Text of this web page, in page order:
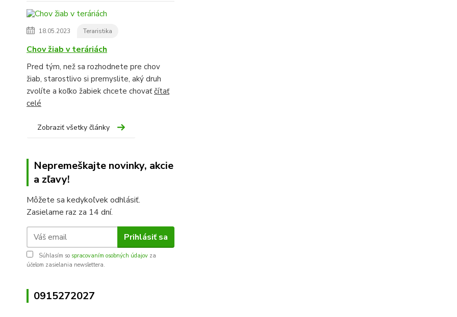
18.05.2023 Teraristika
Chov žiab v teráriách
Pred tým, než sa rozhodnete pre chov
žiab, starostlivo si premyslite, aký druh
zvolíte a koľko žabiek chcete chovaťčítať
celé
Zobraziť všetky články
Nepremeškajte novinky, akcie
a zľavy!
Môžete sa kedykoľvek odhlásiť.
Zasielame raz za 14 dní.
Prihlásiť sa
Súhlasím so spracovaním osobných údajov za
účelom zasielania newslettera.
0915272027